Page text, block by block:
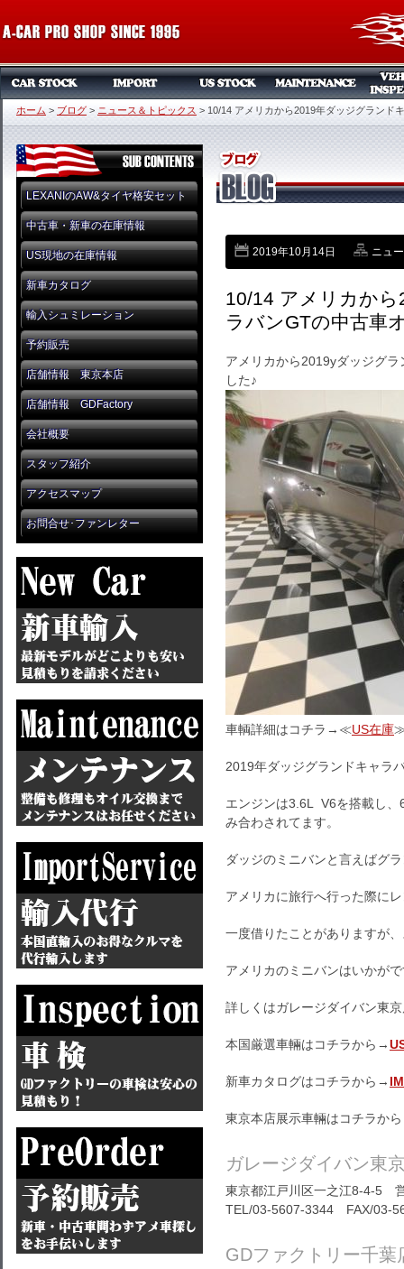
ホーム > ブログ > ニュース＆トピックス > 10/14 アメリカから2019年ダッジグランド
LEXANIのAW&タイヤ格安セット
中古車・新車の在庫情報
US現地の在庫情報
新車カタログ
輸入シュミレーション
予約販売
店舗情報 東京本店
店舗情報 GDFactory
会社概要
スタッフ紹介
アクセスマップ
お問合せ･ファンレター
2019年10月14日 ニュ
10/14 アメリカか
ラバンGTの中古車
アメリカから2019yダッジグ
した♪
車輌詳細はコチラ→≪US在庫
2019年ダッジグランドキャラ
エンジンは3.6L V6を搭載し、
み合わされてます。
ダッジのミニバンと言えばグ
アメリカに旅行へ行った際に
一度借りたことがありますが
アメリカのミニバンはいかが
詳しくはガレージダイバン東
本国厳選車輛はコチラから→
新車カタログはコチラから→
東京本店展示車輛はコチラか
ガレージダイバン東
東京都江戸川区一之江8-4-5
TEL/03-5607-3344 FAX/03-
GDファクトリー千葉